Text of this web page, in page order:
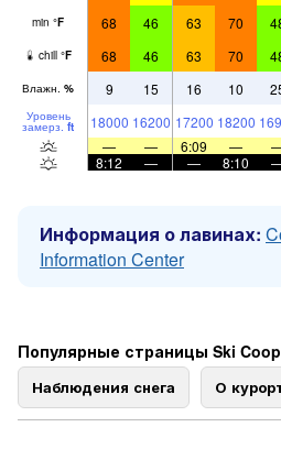
min °F 68 46 63 70
chill °F 68 46 63 70
Влажн. % 9 15 16 10
Уровень
замерз. ft 18000 16200 17200 18200
—
— 6:09 —
8:12
— — 8:10
Информация о лавинах:
Information Center
Популярные страницы Ski
Наблюдения снега О